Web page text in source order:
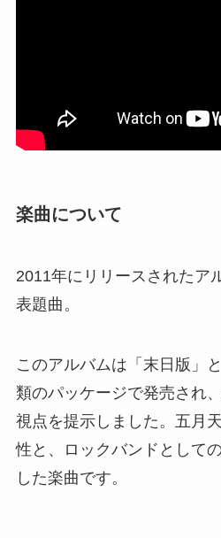
楽曲について
2011年にリリースされたア
表題曲。
このアルバムは「末日版」
類のパッケージで発売され
視点を提示しました。五月
性と、ロックバンドとして
した楽曲です。